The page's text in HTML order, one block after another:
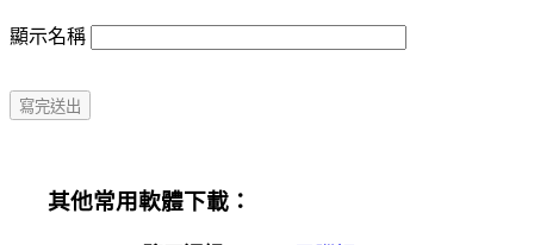
顯示名稱
其他常用軟體下載：